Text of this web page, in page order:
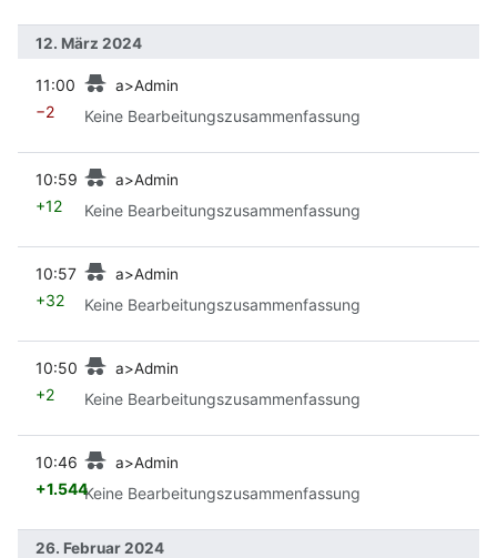
12. März 2024
11:00 a>Admin
−2 Keine Bearbeitungszusammenfassung
10:59 a>Admin
+12 Keine Bearbeitungszusammenfassung
10:57 a>Admin
+32 Keine Bearbeitungszusammenfassung
10:50 a>Admin
+2 Keine Bearbeitungszusammenfassung
10:46 a>Admin
+1.544Keine Bearbeitungszusammenfassung
26. Februar 2024